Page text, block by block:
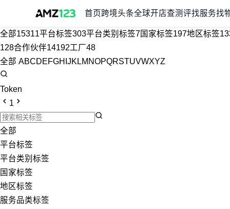
首页 跨境头条全球开店查测评找服务找
全部15311平台标签303平台类别标签7国家标签197地区标签
128合作伙伴14192工厂48
全部 ABCDEFGH JK LM NOPQRSTUVWXYZ
Token
1
全部
平台标签
平台类别标签
国家标签
地区标签
服务品类标签